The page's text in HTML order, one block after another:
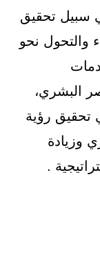
سبيل تحقيق
والتحول نحو
البشري،
تحقيق رؤية
وزيادة
.